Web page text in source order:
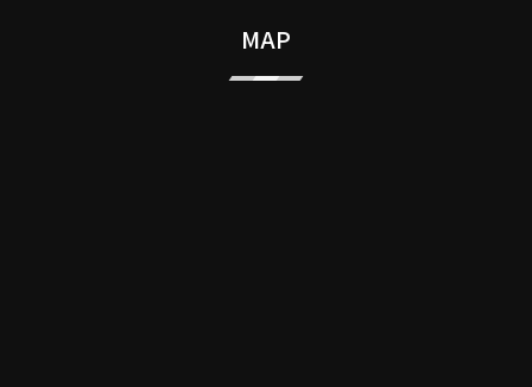
MAP